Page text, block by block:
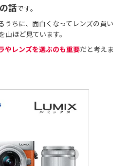
話です。
うちに、面白くなってレンズの買い
ほど見ています。
やレンズを選ぶのも重要だと考えま